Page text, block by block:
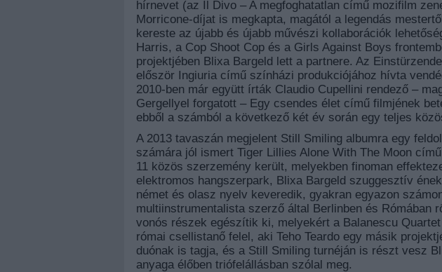
hírnevet (az Il Divo – A megfoghatatlan című mozifilm
Morricone-díjat is megkapta, magától a legendás
kereste az újabb és újabb művészi kollaborációk
Harris, a Cop Shoot Cop és a Girls Against Boys
projektjében Blixa Bargeld lett a partnere. Az
először Ingiuria című színházi produkciójához hívta
2010-ben már együtt írták Claudio Cupellini rendező –
Gergellyel forgatott – Egy csendes élet című filmjének
ebből a számból a következő két év során egy teljes
A 2013 tavaszán megjelent Still Smiling albumra egy
számára jól ismert Tiger Lillies Alone With The Moon
11 közös szerzemény került, melyekben finoman
elektromos hangszerpark, Blixa Bargeld szuggesztív
német és olasz nyelv keveredik, gyakran egyazon
multiinstrumentalista szerző által Berlinben és Rómában
vonós részek egészítik ki, melyekért a Balanescu
római csellistanő felel, aki Teho Teardo egy másik
duónak is tagja, és a Still Smiling turnéján is részt vesz
anyaga élőben triófelállásban szólal meg.